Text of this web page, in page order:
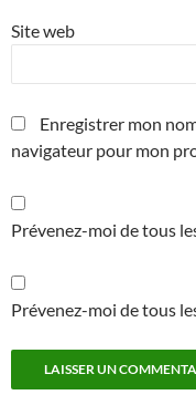
Site web
Enregistrer mon
navigateur pour mon
Prévenez-moi de tous
Prévenez-moi de tous